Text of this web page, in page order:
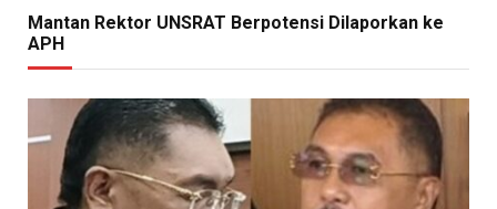
Mantan Rektor UNSRAT Berpotensi Dilaporkan ke
APH